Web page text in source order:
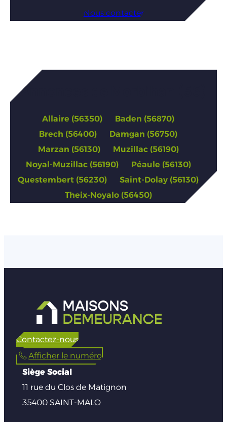
Nous contacter
Annonces de Morbihan (56)
Allaire (56350)
Baden (56870)
Brech (56400)
Damgan (56750)
Marzan (56130)
Muzillac (56190)
Noyal-Muzillac (56190)
Péaule (56130)
Questembert (56230)
Saint-Dolay (56130)
Theix-Noyalo (56450)
Contactez-nous
Afficher le numéro
Siège Social
11 rue du Clos de Matignon
35400 SAINT-MALO